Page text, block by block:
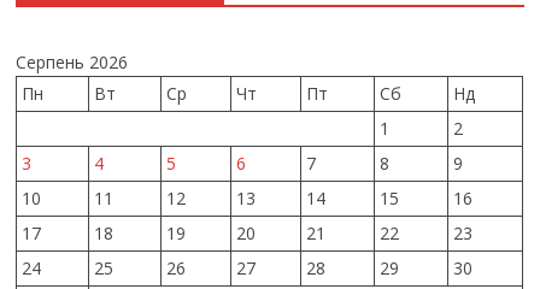
Серпень 2026
Пн
Вт Ср Чт Пт Сб
Нд
1
2
3
4 5 6 7 8
9
10
11 12 13 14 15
16
17
18 19 20 21 22
23
24
25 26 27 28 29
30